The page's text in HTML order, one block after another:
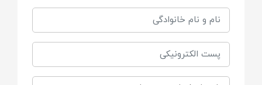
ویژگی ها
فاقد مواد شیمیایی مضر، Bpa Free